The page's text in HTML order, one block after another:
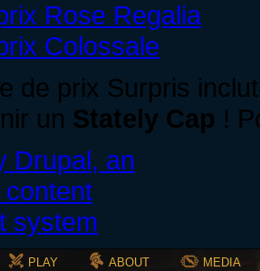
Rose Regalia
Colossale
de prix Surpris
un Stately Cap !
PLAY ABOUT MEDIA